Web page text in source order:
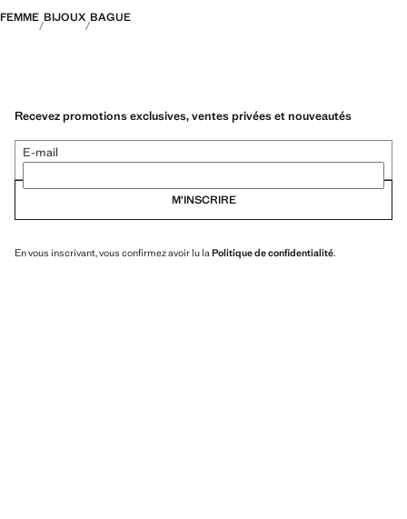
FEMME BIJOUX BAGUE
Recevez promotions exclusives, ventes privées et nouveautés
E-mail
M’INSCRIRE
En vous inscrivant, vous confirmez avoir lu la Politique de confidentialité.